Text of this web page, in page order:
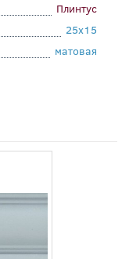
Плинтус
25x15
матовая